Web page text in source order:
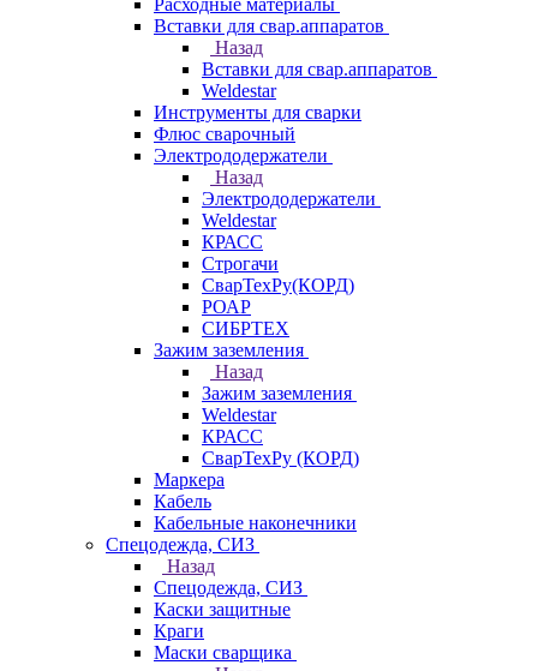
Расходные материалы
Вставки для свар.аппаратов
Назад
Вставки для свар.аппаратов
Weldestar
Инструменты для сварки
Флюс сварочный
Электрододержатели
Назад
Электрододержатели
Weldestar
КРАСС
Строгачи
СварТехРу(КОРД)
РОАР
СИБРТЕХ
Зажим заземления
Назад
Зажим заземления
Weldestar
КРАСС
СварТехРу (КОРД)
Маркера
Кабель
Кабельные наконечники
Спецодежда, СИЗ
Назад
Спецодежда, СИЗ
Каски защитные
Краги
Маски сварщика